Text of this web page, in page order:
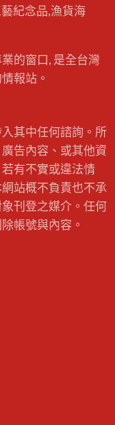
紀念品,漁貨海
的窗口, 是全台灣
報站。
其中任何諮詢。所
告內容、或其他資
有不實或違法情
站概不負責也不承
刊登之媒介。任何
帳號與內容。